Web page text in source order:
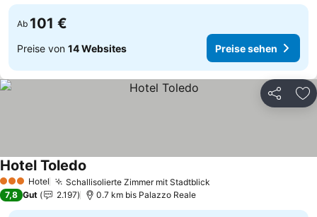
Ab 101 €
Preise von 14 Websites Preise sehen
Teilen
3 SterneHotel Schallisolierte Zimmer mit Stadtblick
Hotel Toledo
7,8 Gut 2.197 0.7 km bis Palazzo Reale